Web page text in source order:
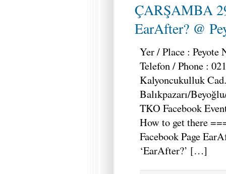
ÇARŞAMBA
EarAfter? @
Yer / Place : Peyote
Telefon / Phone :
Kalyoncukulluk
Balıkpazarı/
TKO Facebook
How to get there
Facebook Page
‘EarAfter?’ […]